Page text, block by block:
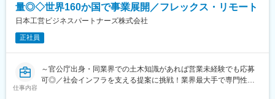
・PatentSQUARE
・PatentSight
・AI Samuraiほか
・独身寮／社宅制度（約1万円/月）／社宅家賃補助制度／入社に
伴う引っ越し手当会社負担（住宅関連制度にて社内規定あり）
量◎◇世界160か国で事業展開／フレックス・リモート
日本工営ビジネスパートナーズ株式会社
正社員
仕事内容
～官公庁出身・同業界での土木知識があれば営業未経験でも応募
可◎／社会インフラを支える提案に挑戦！業界最大手で専門性を